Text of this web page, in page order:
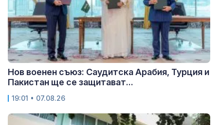
Нов военен съюз: Саудитска Арабия, Турция и
Пакистан ще се защитават...
19:01 • 07.08.26